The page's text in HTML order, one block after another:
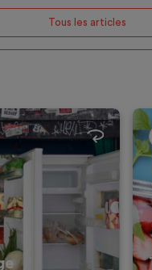
Tous les articles